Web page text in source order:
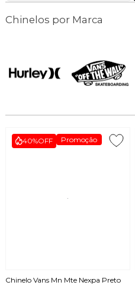
Chinelos por Marca
40%OFF Promoção
Chinelo Vans Mn Mte Nexpa Preto